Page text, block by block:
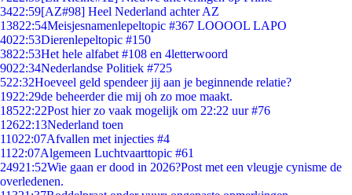
3422:59[AZ#98] Heel Nederland achter AZ
13822:54Meisjesnamenlepeltopic #367 LOOOOL LAPO
4022:53Dierenlepeltopic #150
3822:53Het hele alfabet #108 en 4letterwoord
9022:34Nederlandse Politiek #725
522:32Hoeveel geld spendeer jij aan je beginnende relatie?
1922:29de beheerder die mij oh zo moe maakt.
18522:22Post hier zo vaak mogelijk om 22:22 uur #76
12622:13Nederland toen
11022:07Afvallen met injecties #4
11 22:07Algemeen Luchtvaarttopic #61
24921:52Wie gaan er dood in 2026?Post met een vleugje cynisme de
overledenen.